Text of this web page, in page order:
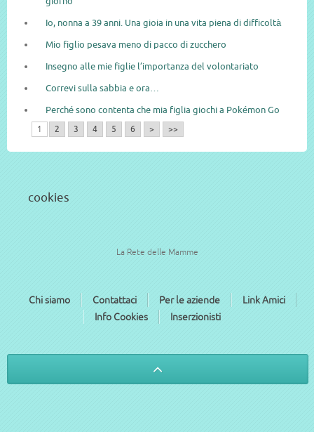
Io, nonna a 39 anni. Una gioia in una vita piena di difficoltà
Mio figlio pesava meno di pacco di zucchero
Insegno alle mie figlie l’importanza del volontariato
Correvi sulla sabbia e ora…
Perché sono contenta che mia figlia giochi a Pokémon Go
1 2 3 4 5 6 > >>
cookies
La Rete delle Mamme
Chi siamo Contattaci Per le aziende
Link Amici
Info Cookies
Inserzionisti